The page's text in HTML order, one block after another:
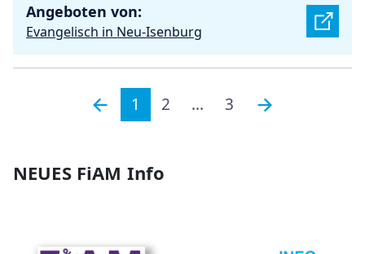
Angeboten von:
Evangelisch in Neu-Isenburg
1 2 ... 3
NEUES FiAM Info